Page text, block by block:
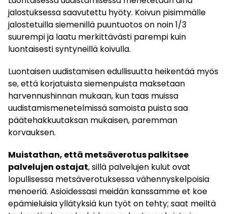
jalostuksessa saavutettu hyöty. Koivun pisimmälle
jalostetuilla siemenillä puuntuotos on noin 1/3
suurempi ja laatu merkittävästi parempi kuin
luontaisesti syntyneillä koivulla.
Luontaisen uudistamisen edullisuutta heikentää myös
se, että korjatuista siemenpuista maksetaan
harvennushinnan mukaan, kun taas muissa
uudistamismenetelmissä samoista puista saa
päätehakkuutaksan mukaisen, paremman
korvauksen.
Muistathan, että metsäverotus palkitsee
palvelujen ostajat, sillä palvelujen kulut ovat
lopullisessa metsäverotuksessa vähennyskelpoisia
menoeriä. Asioidessasi meidän kanssamme et koe
epämieluisia yllätyksiä kun työt on tehty; saat meiltä